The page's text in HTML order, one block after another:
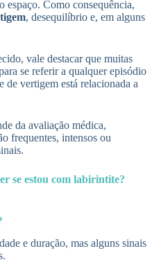
espaço. Como consequência,
, desequilíbrio e, em alguns
vale destacar que muitas
se referir a qualquer episódio
de vertigem está relacionada a
da avaliação médica,
frequentes, intensos ou
se estou com labirintite?
e duração, mas alguns sinais